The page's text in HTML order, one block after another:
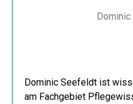
Dominic Seefeldt ist
am Fachgebiet